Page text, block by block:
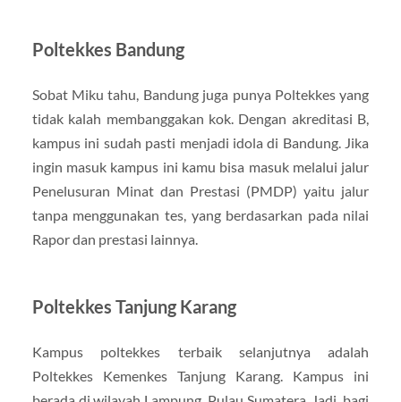
Poltekkes Bandung
Sobat Miku tahu, Bandung juga punya Poltekkes yang
tidak kalah membanggakan kok. Dengan akreditasi B,
kampus ini sudah pasti menjadi idola di Bandung. Jika
ingin masuk kampus ini kamu bisa masuk melalui jalur
Penelusuran Minat dan Prestasi (PMDP) yaitu jalur
tanpa menggunakan tes, yang berdasarkan pada nilai
Rapor dan prestasi lainnya.
Poltekkes Tanjung Karang
Kampus poltekkes terbaik selanjutnya adalah
Poltekkes Kemenkes Tanjung Karang. Kampus ini